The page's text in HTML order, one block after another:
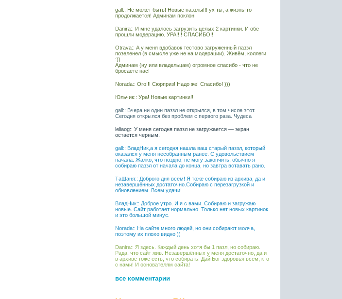
gall:: Не может быть! Новые паззлы!!! ух ты, а жизнь-то
продолжается! Админам поклон
Danira:: И мне удалось загрузить целых 2 картинки. И обе
прошли модерацию. УРА!!!! СПАСИБО!!!
Otrava:: А у меня вдобавок тестово загруженный паззл
позеленел (в смысле уже не на модерации). Живём, коллеги
:))
Админам (ну или владельцам) огромное спасибо - что не
бросаете нас!
Norada:: Ого!!! Сюрприз! Надо же! Спасибо! )))
Юльчик:: Ура! Новые картинки!!
gall:: Вчера ни один паззл не открылся, в том числе этот.
Сегодня открылся без проблем с первого раза. Чудеса
leliaog:: У меня сегодня паззл не загружается — экран
остается черным.
gall:: ВладНик,а я сегодня нашла ваш старый паззл, который
оказался у меня несобранным ранее. С удовольствием
начала. Жалко, что поздно, не могу закончить, обычно я
собираю паззл от начала до конца, но завтра вставать рано.
ТаШаня:: Доброго дня всем! Я тоже собираю из архива, да и
незавершённых достаточно.Собираю с перезагрузкой и
обновлением. Всем удачи!
ВладНик:: Доброе утро. И я с вами. Собираю и загружаю
новые. Сайт работает нормально. Только нет новых картинок
и это большой минус.
Norada:: На сайте много людей, но они собирают молча,
поэтому их плохо видно ))
Danira:: Я здесь. Каждый день хотя бы 1 пазл, но собираю.
Рада, что сайт жив. Незавершённых у меня достаточно, да и
в архиве тоже есть, что собирать. Дай Бог здоровья всем, кто
с нами! И основателям сайта!
все комментарии